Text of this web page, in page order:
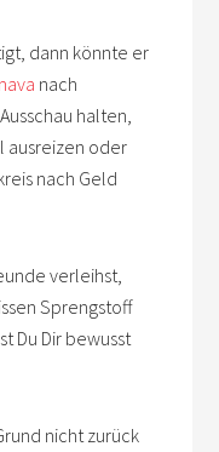
dann könnte er
nach
halten,
ausreizen oder
nach Geld
verleihst,
Sprengstoff
Du Dir bewusst
nicht zurück